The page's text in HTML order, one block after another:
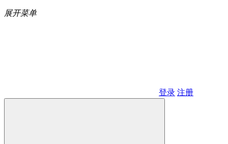
展开菜单
登录 注册